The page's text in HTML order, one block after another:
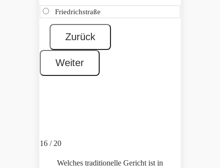
Friedrichstraße
16 / 20
Welches traditionelle Gericht ist in